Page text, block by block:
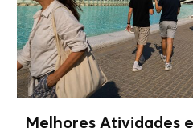
Melhores Atividades